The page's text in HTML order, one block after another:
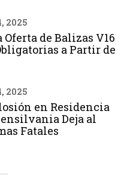
2025
Oferta de Balizas V16
a Partir de
2025
en Residencia
Deja al
Fatales